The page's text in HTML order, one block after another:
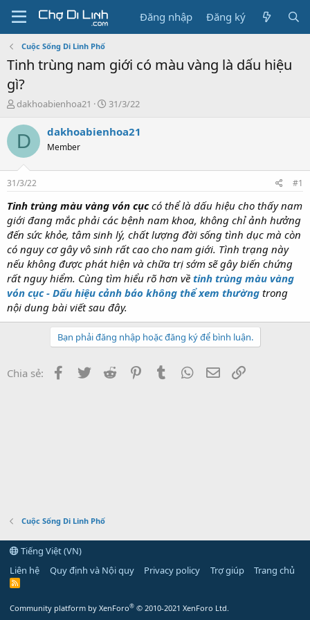
Đăng nhập Đăng ký
Cuộc Sống Di Linh Phố
Tinh trùng nam giới có màu vàng là dấu hiệu
gì?
T
r
a
s
t
a
r
t
e
r
dakhoabienhoa21
N
à
31/3/22
D dakhoabienhoa21
Member
31/3/22 #1
Tinh trùng màu vàng vón cụccó thể là dấu hiệu cho thấy nam
giới đang mắc phải các bệnh nam khoa, không chỉ ảnh hưởng
đến sức khỏe, tâm sinh lý, chất lượng đời sống tình dục mà còn
có nguy cơ gây vô sinh rất cao cho nam giới. Tình trạng này
nếu không được phát hiện và chữa trị sớm sẽ gây biến chứng
rất nguy hiểm. Cùng tìm hiểu rõ hơn về tinh trùng màu vàng
vón cục - Dấu hiệu cảnh báo không thể xem thường trong
nội dung bài viết sau đây.
Bạn phải đăng nhập hoặc đăng ký để bình luận.
Chia sẻ: Facebook
Twitter Reddit PinterestTumblr WhatsApp
Email
Cuộc Sống Di Linh Phố
Tiếng Việt (VN)
Liên hệ
Quy định và Nội quy Privacy policy Trợ giúp Trang chủ
R
Community platform by XenForo® © 2010-2021 XenForo Ltd.